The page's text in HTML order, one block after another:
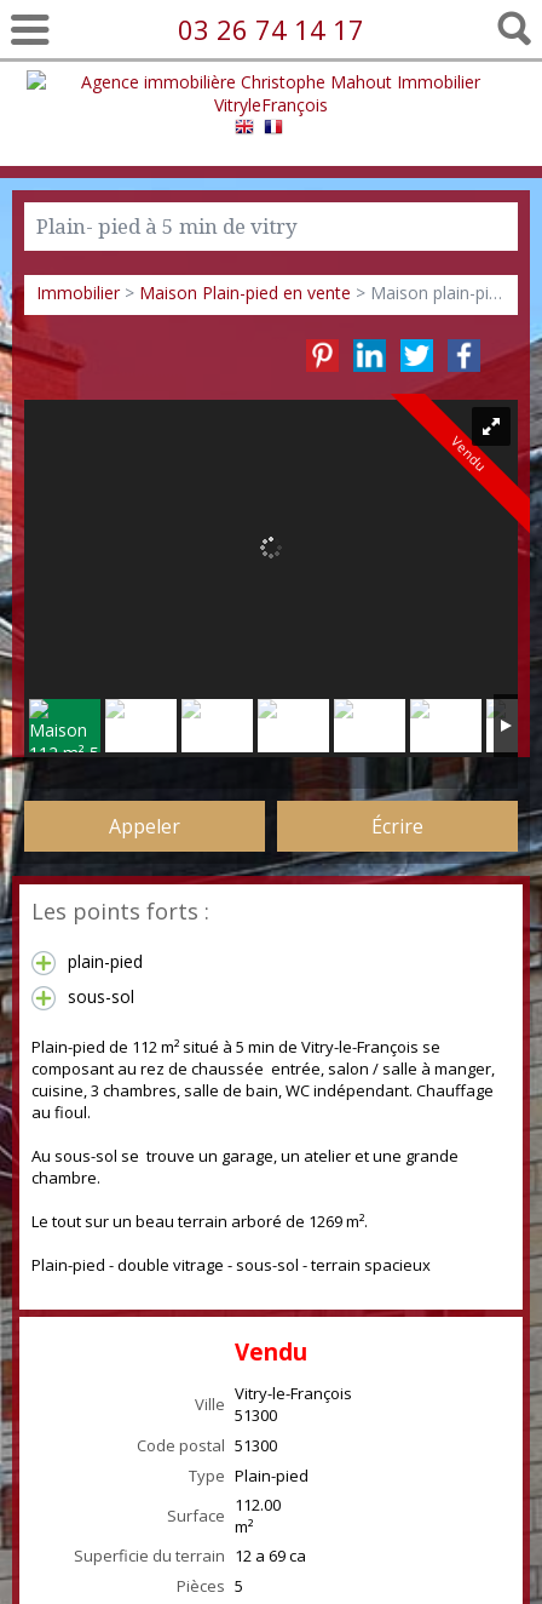
03 26 74 14 17
Plain- pied à 5 min de vitry
Immobilier> Maison Plain-pied en vente > Maison plain-pied VM1392
Vendu
Appeler Écrire
Les points forts :
plain-pied
sous-sol
Plain-pied de 112 m² situé à 5 min de Vitry-le-François se
composant au rez de chaussée entrée, salon / salle à manger,
cuisine, 3 chambres, salle de bain, WC indépendant. Chauffage
au fioul.
Au sous-sol se trouve un garage, un atelier et une grande
chambre.
Le tout sur un beau terrain arboré de 1269 m².
Plain-pied - double vitrage - sous-sol - terrain spacieux
Vendu
Ville Vitry-le-François
51300
Code postal 51300
Type Plain-pied
Surface 112.00
m²
Superficie du terrain 12 a 69 ca
Pièces 5